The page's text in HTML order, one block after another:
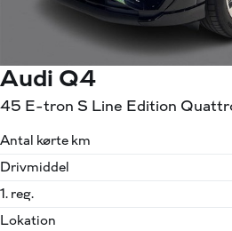
Audi Q4
45 E-tron S Line Edition
Antal kørte km
Drivmiddel
1. reg.
Lokation